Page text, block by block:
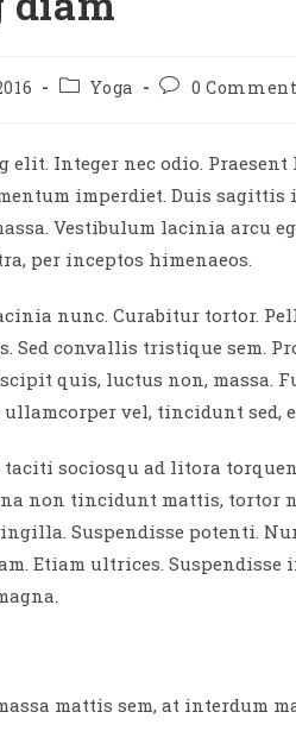
PostYoga
Post0
Integer nec odio. Praesent
imperdiet. Duis sagittis
Vestibulum lacinia arcu
per inceptos himenaeos.
nunc. Curabitur tortor.
Sed convallis tristique sem.
quis, luctus non, massa.
vel, tincidunt sed,
sociosqu ad litora
non tincidunt mattis, tortor
Suspendisse potenti.
Etiam ultrices. Suspendisse
mattis sem, at interdum